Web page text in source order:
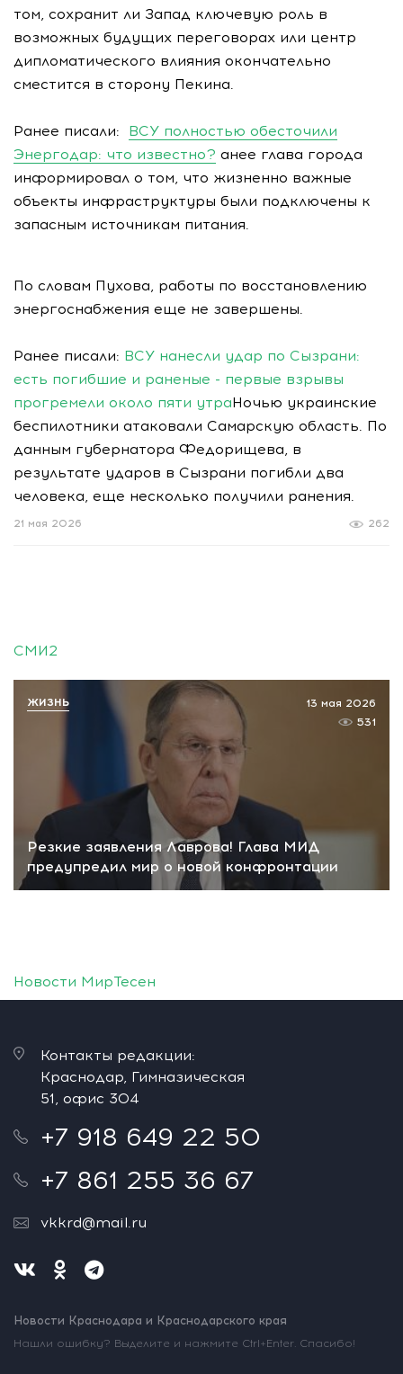
том, сохранит ли Запад ключевую роль в
возможных будущих переговорах или центр
дипломатического влияния окончательно
сместится в сторону Пекина.
Ранее писали: ВСУ полностью обесточили
Энергодар: что известно? анее глава города
информировал о том, что жизненно важные
объекты инфраструктуры были подключены к
запасным источникам питания.
По словам Пухова, работы по восстановлению
энергоснабжения еще не завершены.
Ранее писали: ВСУ нанесли удар по Сызрани:
есть погибшие и раненые - первые взрывы
прогремели около пяти утраНочью украинские
беспилотники атаковали Самарскую область. По
данным губернатора Федорищева, в
результате ударов в Сызрани погибли два
человека, еще несколько получили ранения.
262
21 мая 2026
СМИ2
Резкие заявления Лаврова! Глава МИД
предупредил мир о новой конфронтации
13 мая 2026
531
ЖИЗНЬ
Новости МирТесен
Контакты редакции:
Краснодар, Гимназическая
51, офис 304
+7 918 649 22 50
+7 861 255 36 67
vkkrd@mail.ru
Новости Краснодара и Краснодарского края
Нашли ошибку? Выделите и нажмите Ctrl+Enter. Спасибо!